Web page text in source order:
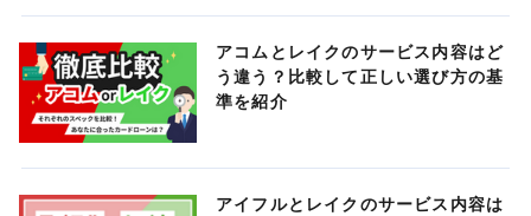
アコムとレイクのサービス内容はど
う違う？比較して正しい選び方の基
準を紹介
アイフルとレイクのサービス内容は